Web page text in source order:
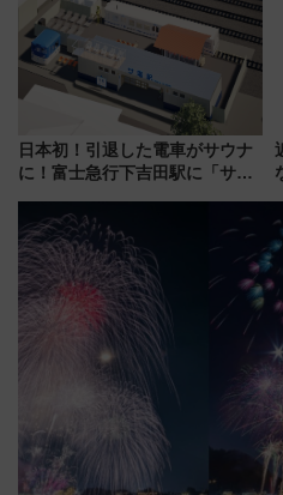
を満喫！
日本初！引退した電車がサウナ
に！富士急行下吉田駅に「サ電
業 行き交う電車の音や振動を
感じながら「ととのう」新感覚